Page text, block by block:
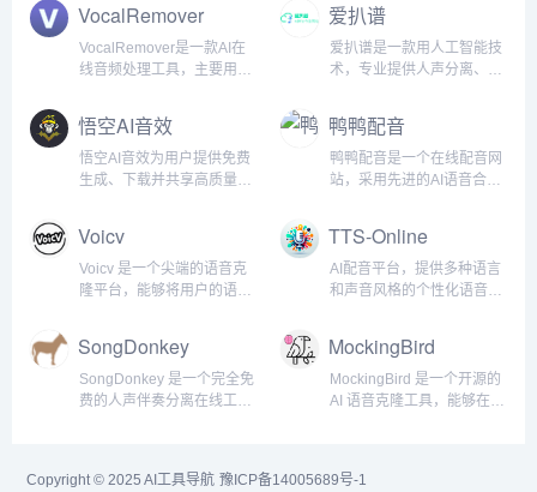
VocalRemover
VocalRemover是一款AI在
线音频处理工具，主要用于
能够高效地识别并去除音频
文件中的人声部分，同时保
留背景音乐的清晰度和音
质。...
爱扒谱
爱扒谱是一款用人工智能技
术，专业提供人声分离、在
转五线谱、在线MP3转MIDI
格式服务，无损音频提取就
找爱扒谱网...
悟空AI音效
悟空AI音效为用户提供免费
生成、下载并共享高质量音
影视、游戏、VR/AR、动画
等多场景应用，让创作更高
效、更便捷。...
鸭鸭配音
鸭鸭配音是一个在线配音网
站，采用先进的AI语音合成
为短视频创作者量身定制的
视频配音网站。...
Voicv
Voicv 是一个尖端的语音克
隆平台，能够将用户的语音
隆、多语言支持、实时处
理、高准确性和跨平台支持
等。...
TTS-Online
AI配音平台，提供多种语言
和声音风格的个性化语音合
SongDonkey
SongDonkey 是一个完全免
费的人声伴奏分离在线工
MockingBird
MockingBird 是一个开源的
AI 语音克隆工具，能够在短
Copyright © 2025 AI工具导航 豫ICP备14005689号-1